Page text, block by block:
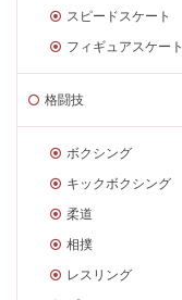
スピードスケート
フィギュアスケート
格闘技
ボクシング
キックボクシング
柔道
相撲
レスリング